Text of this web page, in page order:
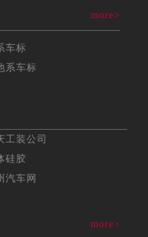
more>
车标
系车标
工装公司
硅胶
汽车网
more>